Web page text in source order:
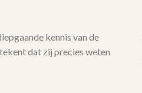
kennis van de
dat zij precies weten